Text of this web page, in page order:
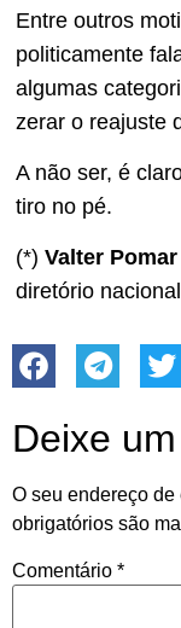
Entre outros
politicamente
algumas
zerar o reajuste
A não ser, é
tiro no pé.
(*) Valter Pomar
diretório
Deixe
O seu endereço
obrigatórios são
Comentário *